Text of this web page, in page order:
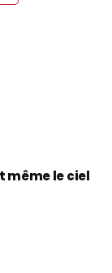
même le ciel